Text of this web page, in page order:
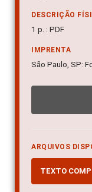
DESCRIÇÃO
1 p. : PDF
IMPRENTA
São Paulo, SP:
ARQUIVOS
TEXTO